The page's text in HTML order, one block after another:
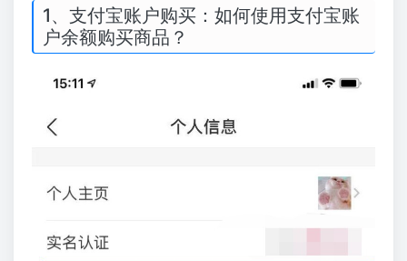
1、支付宝账户购买：如何使用支付宝账
户余额购买商品？